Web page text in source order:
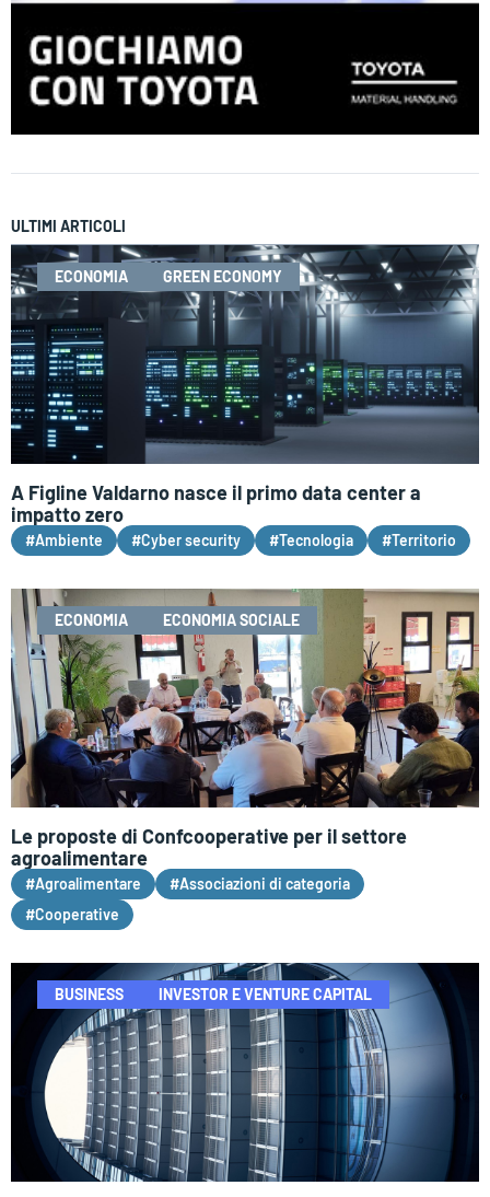
ULTIMI ARTICOLI
ECONOMIA GREEN ECONOMY
A Figline Valdarno nasce il primo data center a
impatto zero
#Ambiente #Cyber security #Tecnologia #Territorio
ECONOMIA ECONOMIA SOCIALE
Le proposte di Confcooperative per il settore
agroalimentare
#Agroalimentare
#Associazioni di categoria
#Cooperative
BUSINESS INVESTOR E VENTURE CAPITAL